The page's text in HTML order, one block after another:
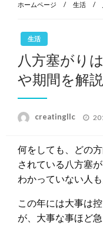
ホームページ 生活
生活
八方塞がり
や期間を解説
creatingllc
投
何をしても、どの
されている八方塞
わかっていない人
この年には大事は
が、大事な事ほど